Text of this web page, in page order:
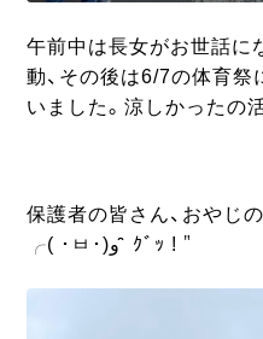
午前中は長女がお世話に
動、その後は6/7の体育
いました。涼しかったの
保護者の皆さん、おやじ
╭( ･ㅂ･)و ̑̑ ｸﾞｯ !＂